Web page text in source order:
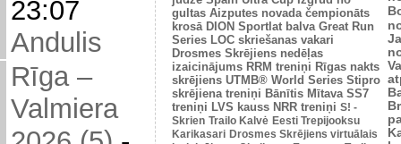
23:07
Andulis
Rīga –
Valmiera
gultas Aizputes novada čempionāts
krosā DION Sportlat balva Great Run
Series LOC skriešanas vakari
Drosmes Skrējiens nedēļas
izaicinājums RRM treniņi Rīgas nakts
skrējiens UTMB® World Series Stipro
skrējiena treniņi Bānītis Mītava SS7
treniņi LVS kauss NRR treniņi S! -
Skrien Trailo Kalvė Eesti Trepijooksu
Karikasari Drosmes Skrējiens virtuālais